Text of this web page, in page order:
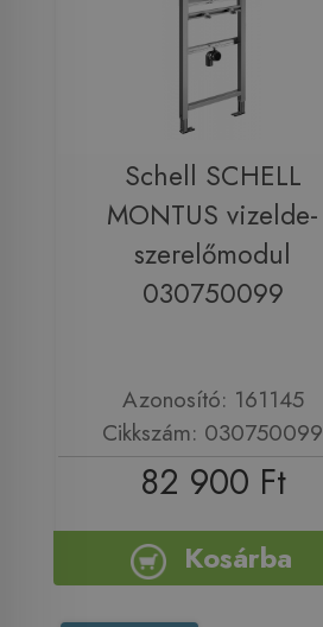
Schell SCHELL
MONTUS vizelde-
szerelőmodul
030750099
Azonosító: 161145
Cikkszám: 030750099
82 900 Ft
Kosárba